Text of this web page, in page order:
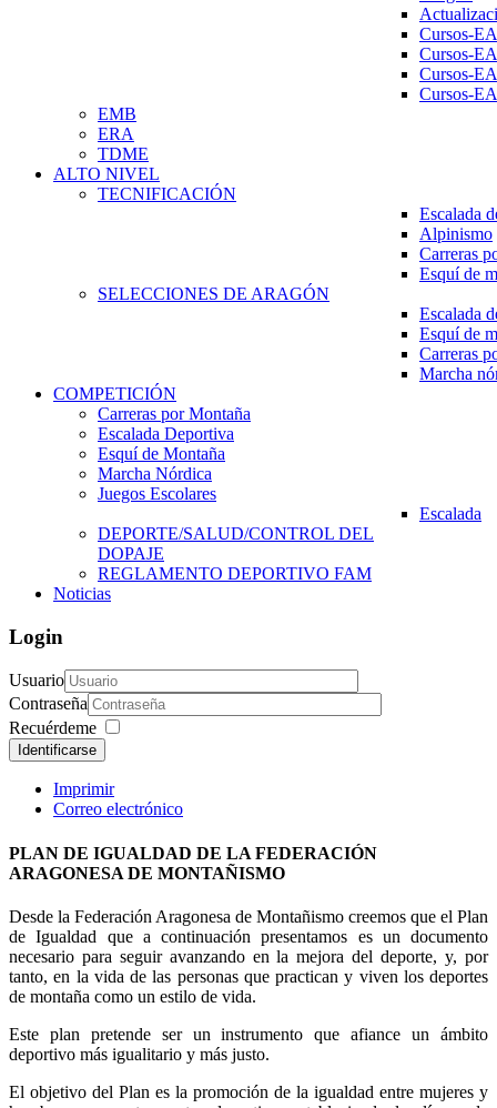
Cursos-
Cursos-
Cursos-
Cursos-
EMB
ERA
TDME
ALTO NIVEL
TECNIFICACIÓN
Escalada
Alpinismo
Carreras
Esquí de
SELECCIONES DE ARAGÓN
Escalada
Esquí de
Carreras
Marcha
COMPETICIÓN
Carreras por Montaña
Escalada Deportiva
Esquí de Montaña
Marcha Nórdica
Juegos Escolares
Escalada
DEPORTE/SALUD/CONTROL DEL
DOPAJE
REGLAMENTO DEPORTIVO FAM
Noticias
Login
Usuario
Contraseña
Recuérdeme
Identificarse
Imprimir
Correo electrónico
PLAN DE IGUALDAD DE LA FEDERACIÓN
ARAGONESA DE MONTAÑISMO
Desde la Federación Aragonesa de Montañismo creemos que el Plan
de Igualdad que a continuación presentamos es un documento
necesario para seguir avanzando en la mejora del deporte, y, por
tanto, en la vida de las personas que practican y viven los deportes
de montaña como un estilo de vida.
Este plan pretende ser un instrumento que afiance un ámbito
deportivo más igualitario y más justo.
El objetivo del Plan es la promoción de la igualdad entre mujeres y